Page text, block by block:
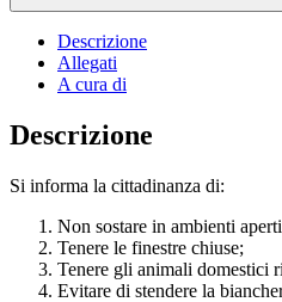
Descrizione
Allegati
A cura di
Descrizione
Si informa la cittadinanza di:
Non sostare in ambienti
Tenere le finestre chiuse;
Tenere gli animali domestici
Evitare di stendere la